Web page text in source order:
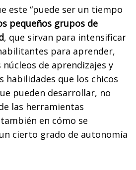
este “puede ser un tiempo
pequeños grupos de
, que sirvan para intensificar
para aprender,
de aprendizajes y
habilidades que los chicos
pueden desarrollar, no
las herramientas
en cómo se
cierto grado de autonomía